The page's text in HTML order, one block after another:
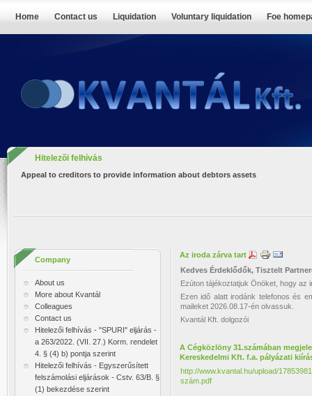
Home Contact us Liquidation Voluntary liquidation Foe
Hitelezői felhívás
Appeal to creditors to provide information about debtors assets
Company
About us
More about Kvantál
Colleagues
Contact us
Hitelezői felhívás - "SPURI" eljárás -
a 263/2022. (VII. 27.) Korm. rendelet
4. § (4) b) pontja szerint
Hitelezői felhívás - Egyszerűsített
felszámolási eljárások - Cstv. 63/B. §
(1) bekezdése szerint
Az iroda zárva tart
Kedves Érdeklődők, Tisztelt
Ezúton tájékoztatjuk Önöket, hogy az
Ezen idő alatt irodánk telefonos és
maileket 2026.08.17-én olvassuk.
Kvantál Kft. dolgozói
A Cégközlöny 31.számában
Kereskedelmi Kft. f.a. pályázati
http://www.kvantal.hu/upload/
szám.pdf